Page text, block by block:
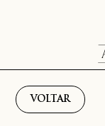
VOLTAR